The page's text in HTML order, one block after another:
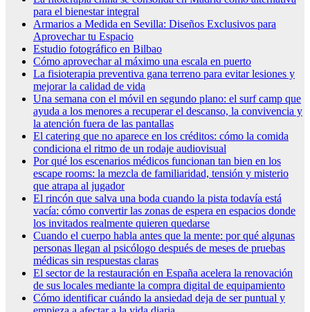
para el bienestar integral
Armarios a Medida en Sevilla: Diseños Exclusivos para
Aprovechar tu Espacio
Estudio fotográfico en Bilbao
Cómo aprovechar al máximo una escala en puerto
La fisioterapia preventiva gana terreno para evitar lesiones y
mejorar la calidad de vida
Una semana con el móvil en segundo plano: el surf camp que
ayuda a los menores a recuperar el descanso, la convivencia y
la atención fuera de las pantallas
El catering que no aparece en los créditos: cómo la comida
condiciona el ritmo de un rodaje audiovisual
Por qué los escenarios médicos funcionan tan bien en los
escape rooms: la mezcla de familiaridad, tensión y misterio
que atrapa al jugador
El rincón que salva una boda cuando la pista todavía está
vacía: cómo convertir las zonas de espera en espacios donde
los invitados realmente quieren quedarse
Cuando el cuerpo habla antes que la mente: por qué algunas
personas llegan al psicólogo después de meses de pruebas
médicas sin respuestas claras
El sector de la restauración en España acelera la renovación
de sus locales mediante la compra digital de equipamiento
Cómo identificar cuándo la ansiedad deja de ser puntual y